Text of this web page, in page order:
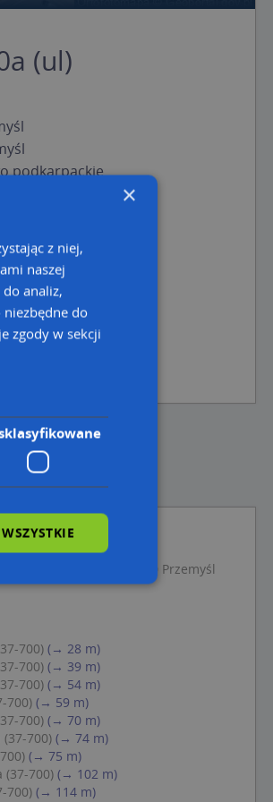
(ul)
podkarpackie
Lwowska 52, 37-700 Przemyśl
700) (→ 28 m)
700) (→ 39 m)
700) (→ 54 m)
700) (→ 59 m)
700) (→ 70 m)
(37-700) (→ 74 m)
(→ 75 m)
(37-700) (→ 102 m)
700) (→ 114 m)
×
z niej,
naszej
analiz,
do
zgody w sekcji
użytkownika i
Script.com
zgody
aby baner